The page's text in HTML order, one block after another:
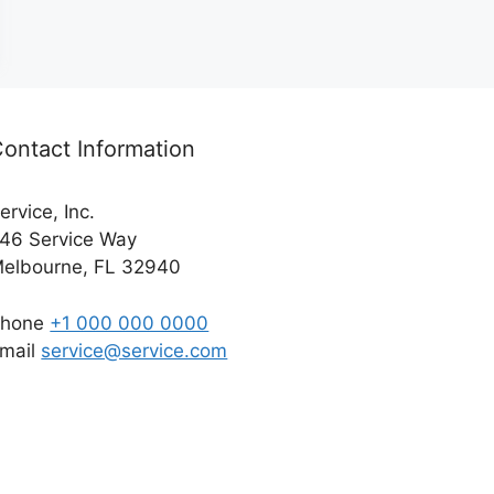
Information
Inc.
Service Way
FL 32940
+1 000 000 0000
service@service.com